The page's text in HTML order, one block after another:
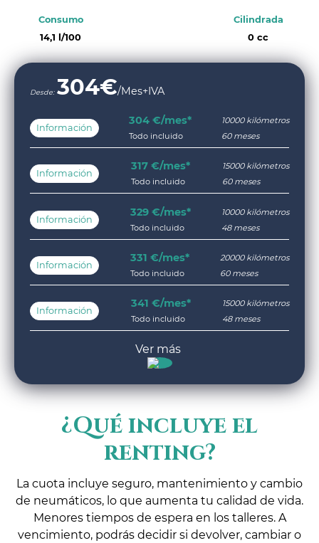
Consumo
14,1 l/100
Cilindrada
0 cc
Desde: 304€/Mes+IVA
Información
304 €/mes*
Todo incluido
10000 kilómetros
60 meses
Información
317 €/mes*
Todo incluido
15000 kilómetros
60 meses
Información
329 €/mes*
Todo incluido
10000 kilómetros
48 meses
Información
331 €/mes*
Todo incluido
20000 kilómetros
60 meses
Información
341 €/mes*
Todo incluido
15000 kilómetros
48 meses
¿Qué incluye el
renting?
La cuota incluye seguro, mantenimiento y cambio
de neumáticos, lo que aumenta tu calidad de vida.
Menores tiempos de espera en los talleres. A
vencimiento, podrás decidir si devolver, cambiar o